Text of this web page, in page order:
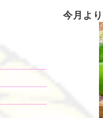
今月よ